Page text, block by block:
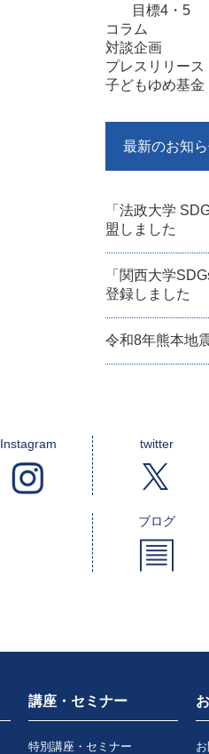
目標4・5
コラム
対談企画
プレスリリース
子どもゆめ基金
最新のお知
「法政大学
盟しました
「関西大学
登録しました
令和8年熊本地
Instagram twitter
ブログ
講座・セミナー
特別講座・セミナー